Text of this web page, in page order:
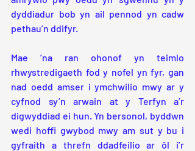
dyddiadur bob yn ail pennod yn cadw
pethau’n ddifyr.
Mae ’na ran ohonof yn teimlo
rhwystredigaeth fod y nofel yn fyr, gan
nad oedd amser i ymchwilio mwy ar y
cyfnod sy’n arwain at y Terfyn a’r
digwyddiad ei hun. Yn bersonol, byddwn
wedi hoffi gwybod mwy am sut y bu i
gyfraith a threfn ddadfeilio ar ôl i’r